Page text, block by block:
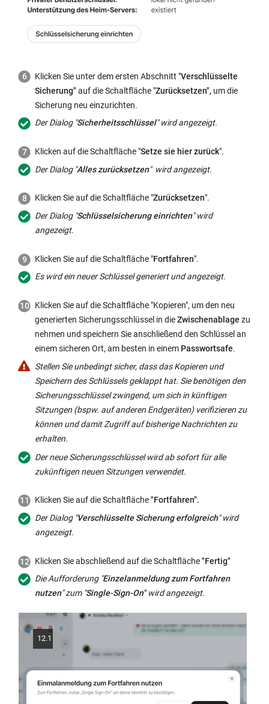
Klicken Sie unter dem ersten Abschnitt "Verschlüsselte
Sicherung" auf die Schaltfläche "Zurücksetzen", um die
Sicherung neu einzurichten.
Der Dialog "Sicherheitsschlüssel" wird angezeigt.
Klicken auf die Schaltfläche "Setze sie hier zurück".
Der Dialog "Alles zurücksetzen" wird angezeigt.
Klicken Sie auf die Schaltfläche "Zurücksetzen".
Der Dialog "Schlüsselsicherung einrichten" wird
angezeigt.
Klicken Sie auf die Schaltfläche "Fortfahren".
Es wird ein neuer Schlüssel generiert und angezeigt.
Klicken Sie auf die Schaltfläche "Kopieren", um den neu
generierten Sicherungsschlüssel in dieZwischenablage zu
nehmen und speichern Sie anschließend den Schlüssel an
einem sicheren Ort, am besten in einem Passwortsafe.
Stellen Sie unbedingt sicher, dass das Kopieren und
Speichern des Schlüssels geklappt hat. Sie benötigen den
Sicherungsschlüssel zwingend, um sich in künftigen
Sitzungen (bspw. auf anderen Endgeräten) verifizieren zu
können und damit Zugriff auf bisherige Nachrichten zu
erhalten.
Der neue Sicherungsschlüssel wird ab sofort für alle
zukünftigen neuen Sitzungen verwendet.
Klicken Sie auf die Schaltfläche"Fortfahren".
Der Dialog "Verschlüsselte Sicherung erfolgreich" wird
angezeigt.
Klicken Sie abschließend auf die Schaltfläche"Fertig"
Die Aufforderung "Einzelanmeldung zum Fortfahren
nutzen" zum "Single-Sign-On"wird angezeigt.
12.1